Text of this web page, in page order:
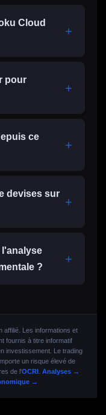
Cloud
pour
ce
devises sur
l'analyse
?
Les informations et
fournis à titre informatif
investissement. Le trading
un risque élevé de
de l'OCRI. Analyses →
→